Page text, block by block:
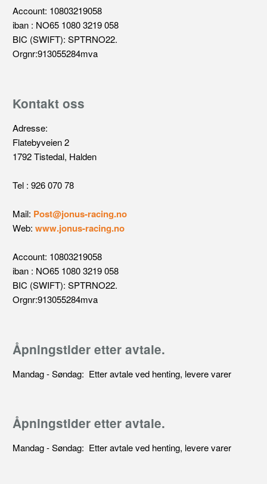
Account: 10803219058
iban : NO65 1080 3219 058
BIC (SWIFT): SPTRNO22.
Orgnr:913055284mva
Kontakt oss
Adresse:
Flatebyveien 2
1792 Tistedal, Halden
Tel : 926 070 78
Mail: Post@jonus-racing.no
Web: www.jonus-racing.no
Account: 10803219058
iban : NO65 1080 3219 058
BIC (SWIFT): SPTRNO22.
Orgnr:913055284mva
Åpningstider etter avtale.
Mandag - Søndag: Etter avtale ved henting, levere varer
Åpningstider etter avtale.
Mandag - Søndag: Etter avtale ved henting, levere varer